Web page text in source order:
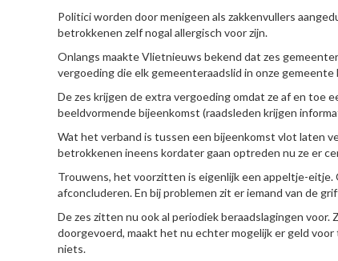
Politici worden door menigeen als zakkenvullers
betrokkenen zelf nogal allergisch voor zijn.
Onlangs maakte Vlietnieuws bekend dat zes
vergoeding die elk gemeenteraadslid in onze
De zes krijgen de extra vergoeding omdat ze af en toe
beeldvormende bijeenkomst (raadsleden krijgen
Wat het verband is tussen een bijeenkomst vlot laten
betrokkenen ineens kordater gaan optreden nu ze er
Trouwens, het voorzitten is eigenlijk een appeltje-
afconcluderen. En bij problemen zit er iemand van de
De zes zitten nu ook al periodiek beraadslagingen
doorgevoerd, maakt het nu echter mogelijk er geld
niets.